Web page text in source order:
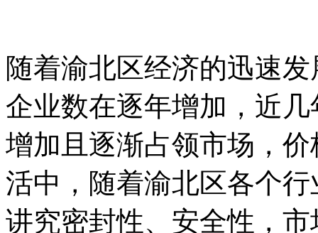
随着渝北区经济的迅速
企业数在逐年增加，近
增加且逐渐占领市场，
活中，随着渝北区各个
讲究密封性、安全性，